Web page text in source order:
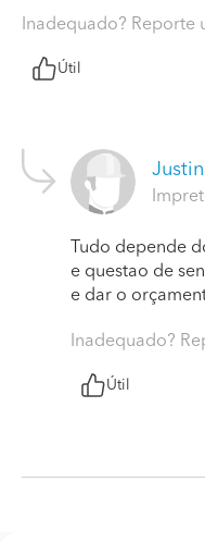
Inadequado? Reporte
Útil
Tudo depende
e questao de
e dar o
Inadequado?
Útil